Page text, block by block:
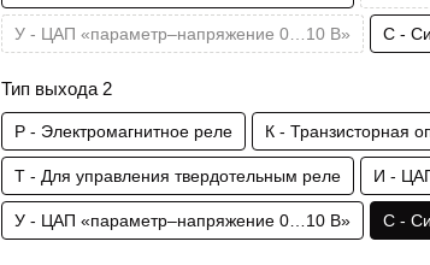
У - ЦАП «параметр–напряжение 0…10 В» С -
Тип выхода 2
Р - Электромагнитное реле К - Транзисторная
Т - Для управления твердотельным реле И -
У - ЦАП «параметр–напряжение 0…10 В» С -